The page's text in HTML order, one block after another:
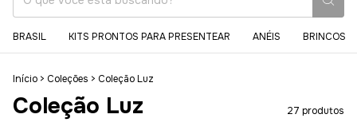
BRASIL KITS PRONTOS PARA PRESENTEAR ANÉIS BRINCOS
Início > Coleções > Coleção Luz
Coleção Luz 27 produtos